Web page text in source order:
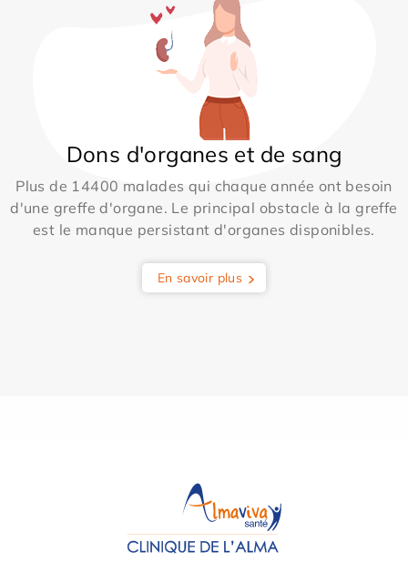
Dons d'organes et de sang
Plus de 14400 malades qui chaque année ont besoin
d'une greffe d'organe. Le principal obstacle à la greffe
est le manque persistant d'organes disponibles.
En savoir plus